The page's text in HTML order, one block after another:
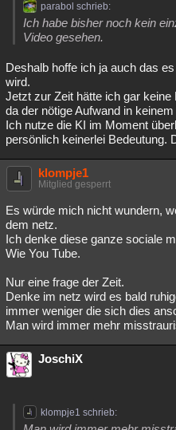
parabol schrieb:
Ich habe bisher noch kein
Video gesehen.
Deshalb hoffe ich ja auch das
wird.
Jetzt zur Zeit hätte ich gar
da der nötige Aufwand in
Ich nutze die KI im Moment
persönlich keinerlei Bedeutung.
klompje1
Mitglied gesperrt
Es würde mich nicht wundern,
dem netz.
Ich denke diese ganze sociale
Wie You Tube.
Nur eine frage der Zeit.
Denke im netz wird es bald
immer weniger die sich dies
Man wird immer mehr
JoschiX
klompje1 schrieb: